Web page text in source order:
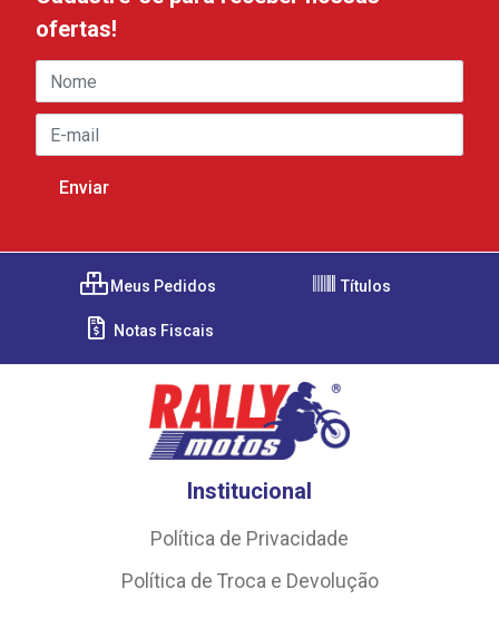
ofertas!
Meus Pedidos Títulos
Notas Fiscais
Institucional
Política de Privacidade
Política de Troca e Devolução